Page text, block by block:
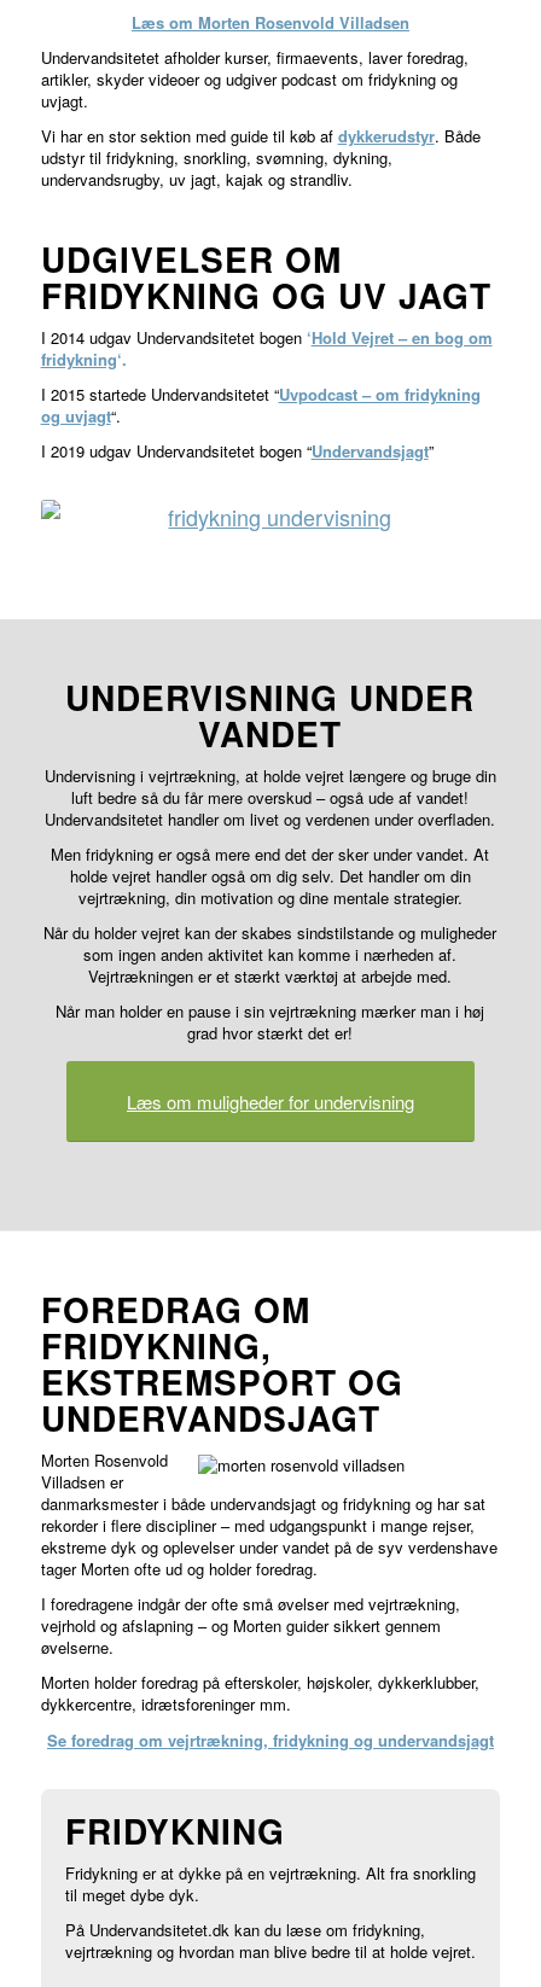
Læs om Morten Rosenvold Villadsen
Undervandsitetet afholder kurser, firmaevents, laver foredrag,
artikler, skyder videoer og udgiver podcast om fridykning og
uvjagt.
Vi har en stor sektion med guide til køb af dykkerudstyr. Både
udstyr til fridykning, snorkling, svømning, dykning,
undervandsrugby, uv jagt, kajak og strandliv.
UDGIVELSER OM
FRIDYKNING OG UV JAGT
I 2014 udgav Undervandsitetet bogen‘Hold Vejret – en bog om
fridykning‘.
I 2015 startede Undervandsitetet “Uvpodcast – om fridykning
og uvjagt“.
I 2019 udgav Undervandsitetet bogen “Undervandsjagt”
UNDERVISNING UNDER
VANDET
Undervisning i vejrtrækning, at holde vejret længere og bruge din
luft bedre så du får mere overskud – også ude af vandet!
Undervandsitetet handler om livet og verdenen under overfladen.
Men fridykning er også mere end det der sker under vandet. At
holde vejret handler også om dig selv. Det handler om din
vejrtrækning, din motivation og dine mentale strategier.
Når du holder vejret kan der skabes sindstilstande og muligheder
som ingen anden aktivitet kan komme i nærheden af.
Vejrtrækningen er et stærkt værktøj at arbejde med.
Når man holder en pause i sin vejrtrækning mærker man i høj
grad hvor stærkt det er!
Læs om muligheder for undervisning
FOREDRAG OM
FRIDYKNING,
EKSTREMSPORT OG
UNDERVANDSJAGT
Morten Rosenvold
Villadsen er
danmarksmester i både undervandsjagt og fridykning og har sat
rekorder i flere discipliner – med udgangspunkt i mange rejser,
ekstreme dyk og oplevelser under vandet på de syv verdenshave
tager Morten ofte ud og holder foredrag.
I foredragene indgår der ofte små øvelser med vejrtrækning,
vejrhold og afslapning – og Morten guider sikkert gennem
øvelserne.
Morten holder foredrag på efterskoler, højskoler, dykkerklubber,
dykkercentre, idrætsforeninger mm.
Se foredrag om vejrtrækning, fridykning og undervandsjagt
FRIDYKNING
Fridykning er at dykke på en vejrtrækning. Alt fra snorkling
til meget dybe dyk.
På Undervandsitetet.dk kan du læse om fridykning,
vejrtrækning og hvordan man blive bedre til at holde vejret.